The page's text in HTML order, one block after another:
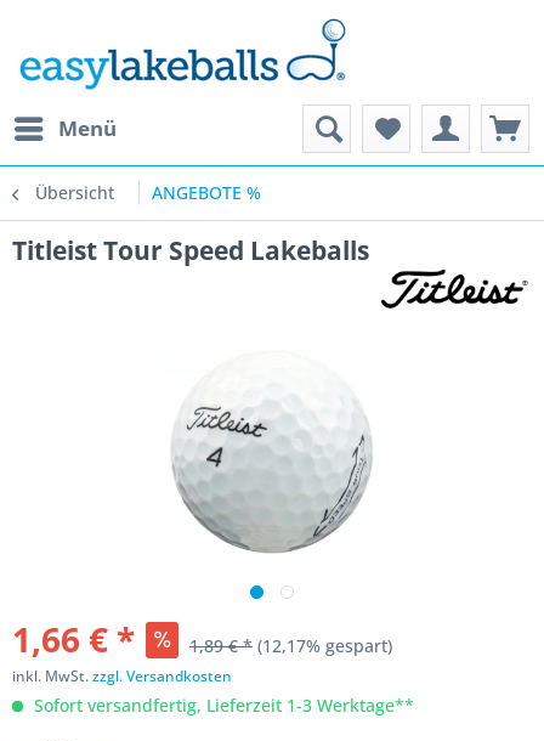
Menü
Übersicht ANGEBOTE %
Titleist Tour Speed Lakeballs
1,66 € * 1,89 € * (12,17% gespart)
inkl. MwSt.zzgl. Versandkosten
Sofort versandfertig, Lieferzeit 1-3 Werktage**